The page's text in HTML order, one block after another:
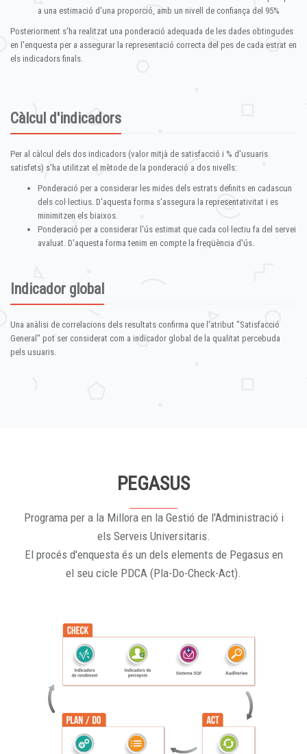
a una estimació d'una proporció, amb un nivell de confiança del 95%
Posteriorment s'ha realitzat una ponderació adequada de les dades obtingudes
en l'enquesta per a assegurar la representació correcta del pes de cada estrat en
els indicadors finals.
Càlcul d'indicadors
Per al càlcul dels dos indicadors (valor mitjà de satisfacció i % d'usuaris
satisfets) s'ha utilitzat el mètode de la ponderació a dos nivells:
Ponderació per a considerar les mides dels estrats definits en cadascun
dels col·lectius. D'aquesta forma s'assegura la representativitat i es
minimitzen els biaixos.
Ponderació per a considerar l'ús estimat que cada col·lectiu fa del servei
avaluat. D'aquesta forma tenim en compte la freqüència d'ús.
Indicador global
Una anàlisi de correlacions dels resultats confirma que l'atribut "Satisfacció
General" pot ser considerat com a indicador global de la qualitat percebuda
pels usuaris.
PEGASUS
Programa per a la Millora en la Gestió de l'Administració i
els Serveis Universitaris.
El procés d'enquesta és un dels elements de Pegasus en
el seu cicle PDCA (Pla-Do-Check-Act).